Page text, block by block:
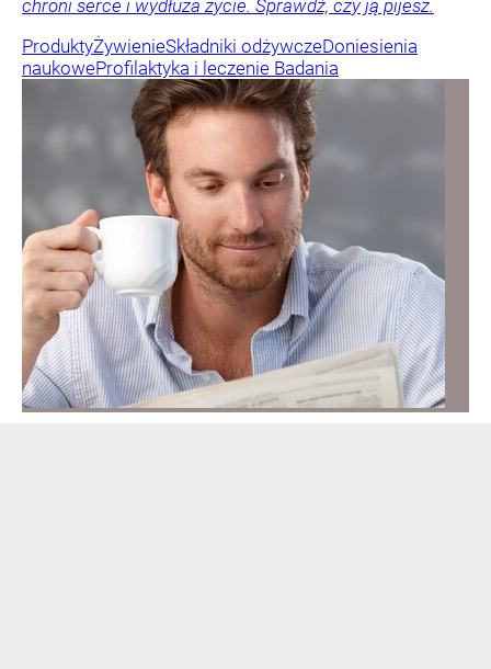
chroni serce i wydłuża życie. Sprawdź, czy ją pijesz.
ProduktyŻywienieSkładniki odżywczeDoniesienia
naukoweProfilaktyka i leczenie Badania